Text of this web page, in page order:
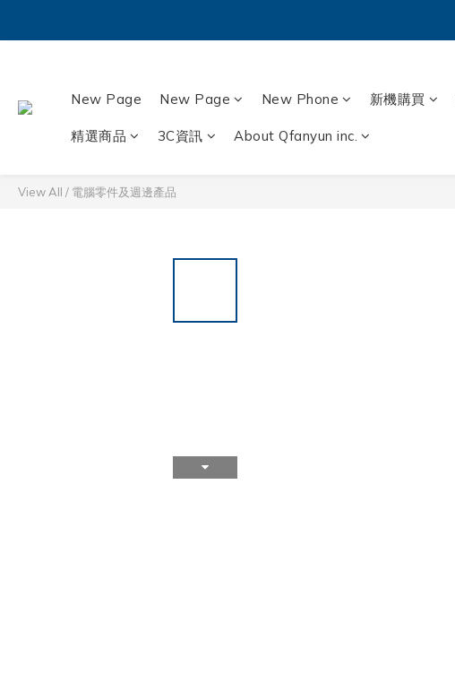
New Page New Page New Phone 新機購買
精選商品 3C資訊 About Qfanyun inc.
View All / 電腦零件及週邊產品